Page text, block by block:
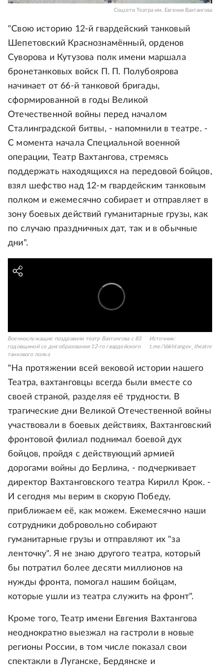
Соцсети Театра им. Евгения Вахтангова
"Свою историю 12-й гвардейский танковый
Шепетовский Краснознамённый, орденов
Суворова и Кутузова полк имени маршала
бронетанковых войск П. П. Полубоярова
начинает от 66-й танковой бригады,
сформированной в годы Великой
Отечественной войны перед началом
Сталинградской битвы, - напомнили в театре. -
С момента начала Специальной военной
операции, Театр Вахтангова, стремясь
поддержать находящихся на передовой бойцов,
взял шефство над 12-м гвардейским танковым
полком и ежемесячно собирает и отправляет в
зону боевых действий гуманитарные грузы, как
по случаю праздничных дат, так и в обычные
дни".
Военнослужащие поздравили театр Вахтангова с 83
годовщиной со дня образования 12-го гвардейского
танкового полка
Источник:
t.me/Vakhtangov_theatre
"На протяжении всей вековой истории нашего
Театра, вахтанговцы всегда были вместе со
своей страной, разделяя её трудности. В
трагические дни Великой Отечественной войны
участвовали в боевых действиях, Вахтанговский
фронтовой филиал поднимал боевой дух
бойцов, пройдя с действующий армией
дорогами войны до Берлина, - подчеркивает
директор Вахтанговского театра Кирилл Крок. -
И сегодня мы верим в скорую Победу,
приближаем её, как можем. Ежемесячно наши
сотрудники добровольно собирают
гуманитарные грузы и отправляют их "за
ленточку". Я не знаю другого театра, который
бы потратил более десяти миллионов на
нужды фронта, помогал нашим бойцам,
которые ушли из театра служить на фронт".
Кроме того, Театр имени Евгения Вахтангова
неоднократно выезжал на гастроли в новые
регионы России, в том числе показал свои
спектакли в Луганске, Бердянске и